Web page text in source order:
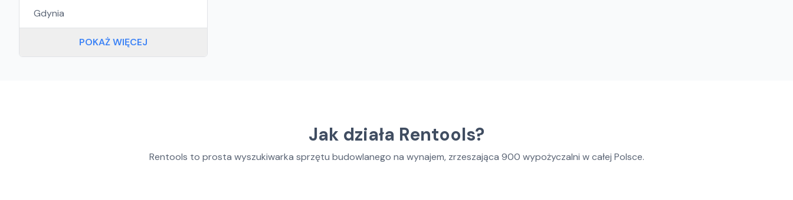
Gdynia
POKAŻ WIĘCEJ
Jak działa Rentools?
Rentools to prosta wyszukiwarka sprzętu budowlanego na wynajem, zrzeszająca 900 wypożyczalni w całej Polsce.